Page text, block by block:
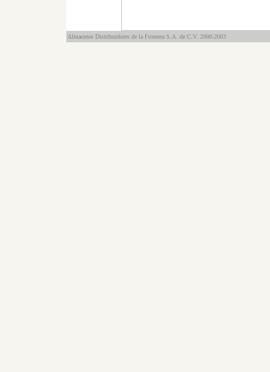
Almacenes Distribuidores de la Frontera S.A. de C.V. 2000-2003